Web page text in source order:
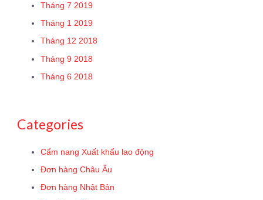
Tháng 7 2019
Tháng 1 2019
Tháng 12 2018
Tháng 9 2018
Tháng 6 2018
Categories
Cẩm nang Xuất khẩu lao động
Đơn hàng Châu Âu
Đơn hàng Nhật Bản